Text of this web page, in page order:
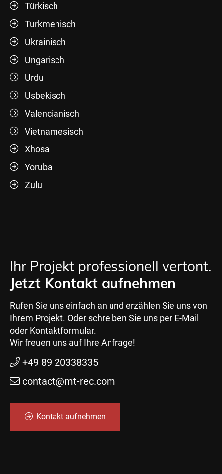
Türkisch
Turkmenisch
Ukrainisch
Ungarisch
Urdu
Usbekisch
Valencianisch
Vietnamesisch
Xhosa
Yoruba
Zulu
Ihr Projekt professionell vertont.
Jetzt Kontakt aufnehmen
Rufen Sie uns einfach an und erzählen Sie uns von
Ihrem Projekt. Oder schreiben Sie uns per E-Mail
oder Kontaktformular.
Wir freuen uns auf Ihre Anfrage!
+49 89 20338335
contact@mt-rec.com
Kontakt aufnehmen